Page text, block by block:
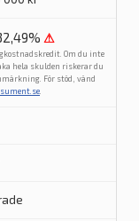
⚠
Om du inte
hela skulden riskerar du
För stöd, vänd